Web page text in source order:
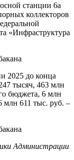
станции 6а
коллекторов
«Инфраструктура
2025 до конца
тысяч, 463 млн
бюджета, 6 млн
млн 611 тыс. руб. –
Администрации